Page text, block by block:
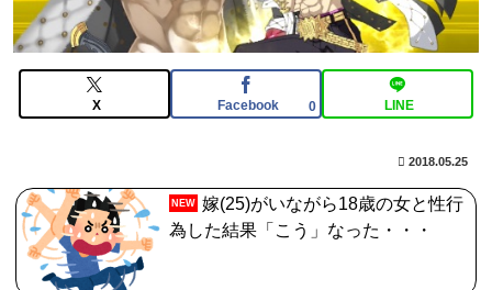
【FGO】組み合わせ次第で活かせる場面がきっとある。
鬼女紅葉・ファントム強化みんなの反応まとめ
【FGO】セミラミス Fate/GrandOrderのイラスト紹介
3983
【FGO】低レア強化はニッチな需要満たしていけ
【動画】半ケツ祭り、限界突破ｗｗｗｗｗｗｗｗｗｗｗ
ｗｗ
【FGO】ティアマト Fate/GrandOrderのイラスト紹介
X Facebook 0 LINE
2018.05.25
NEW 嫁(25)がいながら18歳の女と性行
為した結果「こう」なった・・・